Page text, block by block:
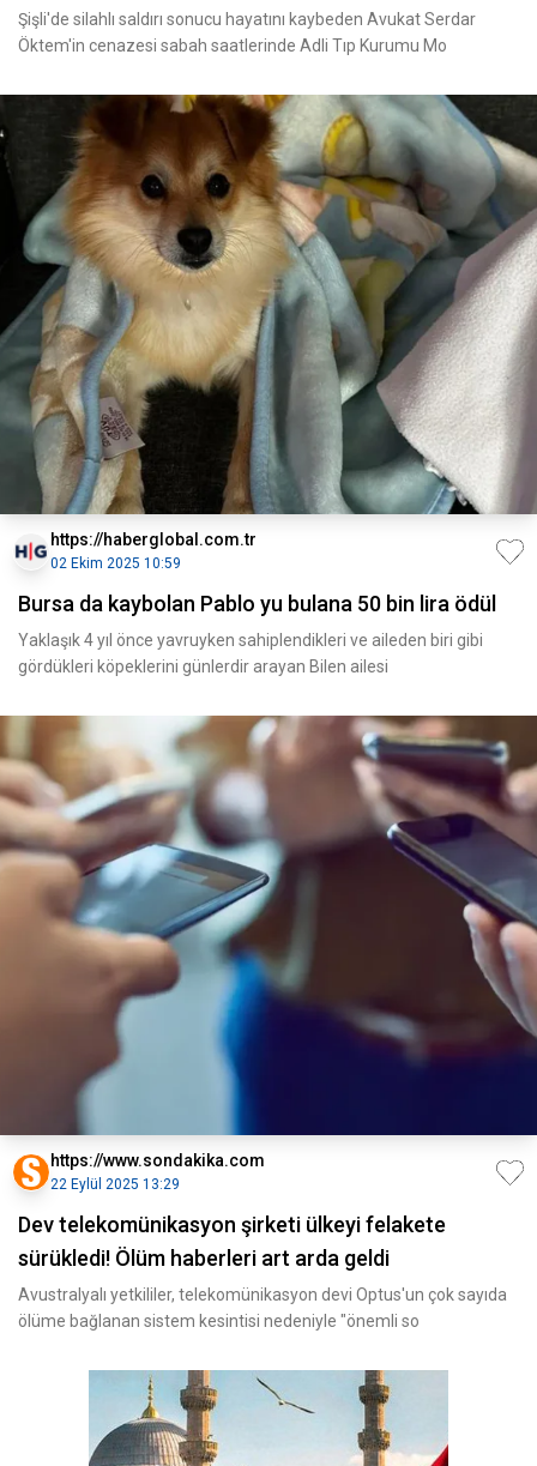
Şişli'de silahlı saldırı sonucu hayatını kaybeden Avukat Serdar
Öktem'in cenazesi sabah saatlerinde Adli Tıp Kurumu Mo
https://haberglobal.com.tr
02 Ekim 2025 10:59
Bursa da kaybolan Pablo yu bulana 50 bin lira ödül
Yaklaşık 4 yıl önce yavruyken sahiplendikleri ve aileden biri gibi
gördükleri köpeklerini günlerdir arayan Bilen ailesi
https://www.sondakika.com
22 Eylül 2025 13:29
Dev telekomünikasyon şirketi ülkeyi felakete
sürükledi! Ölüm haberleri art arda geldi
Avustralyalı yetkililer, telekomünikasyon devi Optus'un çok sayıda
ölüme bağlanan sistem kesintisi nedeniyle "önemli so